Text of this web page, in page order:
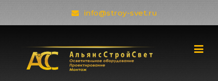
info@stroy-svet.ru